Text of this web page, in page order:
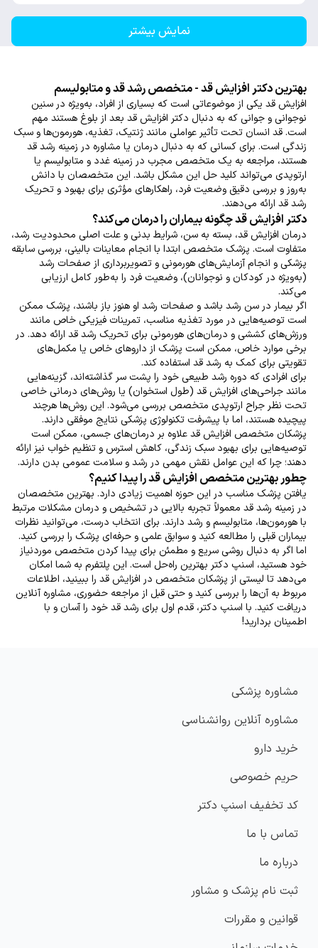
نمایش بیشتر
بهترین دکتر افزایش قد - متخصص رشد قد و متابولیسم
افزایش قد یکی از موضوعاتی است که بسیاری از افراد، به‌ویژه در سنین
نوجوانی و جوانی که به دنبال دکتر افزایش قد بعد از بلوغ هستند مهم
است. قد انسان تحت تأثیر عواملی مانند ژنتیک، تغذیه، هورمون‌ها و سبک
زندگی است. برای کسانی که به دنبال درمان یا مشاوره در زمینه رشد قد
هستند، مراجعه به یک متخصص مجرب در زمینه غدد و متابولیسم یا
ارتوپدی می‌تواند کلید حل این مشکل باشد. این متخصصان با دانش
به‌روز و بررسی دقیق وضعیت فرد، راهکارهای مؤثری برای بهبود و تحریک
رشد قد ارائه می‌دهند.
دکتر افزایش قد چگونه بیماران را درمان می‌کند؟
درمان افزایش قد، بسته به سن، شرایط بدنی و علت اصلی محدودیت رشد،
متفاوت است. پزشک متخصص ابتدا با انجام معاینات بالینی، بررسی سابقه
پزشکی و انجام آزمایش‌های هورمونی و تصویربرداری از صفحات رشد
(به‌ویژه در کودکان و نوجوانان)، وضعیت فرد را به‌طور کامل ارزیابی
می‌کند.
اگر بیمار در سن رشد باشد و صفحات رشد او هنوز باز باشند، پزشک ممکن
است توصیه‌هایی در مورد تغذیه مناسب، تمرینات فیزیکی خاص مانند
ورزش‌های کششی و درمان‌های هورمونی برای تحریک رشد قد ارائه دهد. در
برخی موارد خاص، ممکن است پزشک از داروهای خاص یا مکمل‌های
تقویتی برای کمک به رشد قد استفاده کند.
برای افرادی که دوره رشد طبیعی خود را پشت سر گذاشته‌اند، گزینه‌هایی
مانند جراحی‌های افزایش قد (طول استخوان) یا روش‌های درمانی خاصی
تحت نظر جراح ارتوپدی متخصص بررسی می‌شود. این روش‌ها هرچند
پیچیده هستند، اما با پیشرفت تکنولوژی پزشکی نتایج موفقی دارند.
پزشکان متخصص افزایش قد علاوه بر درمان‌های جسمی، ممکن است
توصیه‌هایی برای بهبود سبک زندگی، کاهش استرس و تنظیم خواب نیز ارائه
دهند؛ چرا که این عوامل نقش مهمی در رشد و سلامت عمومی بدن دارند.
چطور بهترین متخصص افزایش قد را پیدا کنیم؟
یافتن پزشک مناسب در این حوزه اهمیت زیادی دارد. بهترین متخصصان
در زمینه رشد قد معمولاً تجربه بالایی در تشخیص و درمان مشکلات مرتبط
با هورمون‌ها، متابولیسم و رشد دارند. برای انتخاب درست، می‌توانید نظرات
بیماران قبلی را مطالعه کنید و سوابق علمی و حرفه‌ای پزشک را بررسی کنید.
اما اگر به دنبال روشی سریع و مطمئن برای پیدا کردن متخصص موردنیاز
خود هستید، اسنپ دکتر بهترین راه‌حل است. این پلتفرم به شما امکان
می‌دهد تا لیستی از پزشکان متخصص در افزایش قد را ببینید، اطلاعات
مربوط به آن‌ها را بررسی کنید و حتی قبل از مراجعه حضوری، مشاوره آنلاین
دریافت کنید. با اسنپ دکتر، قدم اول برای رشد قد خود را آسان و با
اطمینان بردارید!
مشاوره پزشکی
مشاوره آنلاین روانشناسی
خرید دارو
حریم خصوصی
کد تخفیف اسنپ دکتر
تماس با ما
درباره ما
ثبت نام پزشک و مشاور
قوانین و مقررات